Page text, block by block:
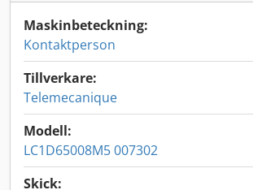
Maskinbeteckning:
Kontaktperson
Tillverkare:
Telemecanique
Modell:
LC1D65008M5 007302
Skick: